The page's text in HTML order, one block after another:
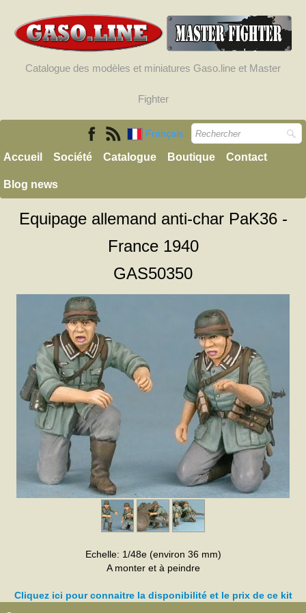
Catalogue des modèles et miniatures Gaso.line et Master
Fighter
Français
Accueil Société Catalogue Boutique Contact
Blog news
Equipage allemand anti-char PaK36 -
France 1940
GAS50350
Echelle: 1/48e (environ 36 mm)
A monter et à peindre
Cliquez ici pour connaitre la disponibilité et le prix de ce kit